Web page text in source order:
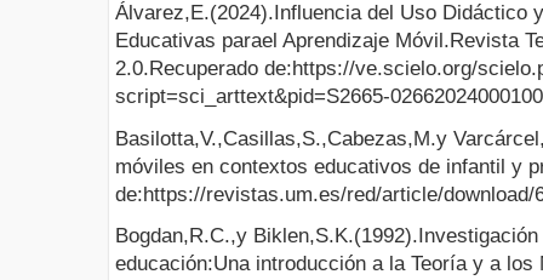
Álvarez,E.(2024).Influencia del Uso Didáctico
Educativas parael Aprendizaje Móvil.Revista
2.0.Recuperado de:https://ve.scielo.org/
script=sci_arttext&pid=S2665-
Basilotta,V.,Casillas,S.,Cabezas,M.y
móviles en contextos educativos de infantil y
de:https://revistas.um.es/red/article/download/
Bogdan,R.C.,y
educación:Una introducción a la Teoría y a